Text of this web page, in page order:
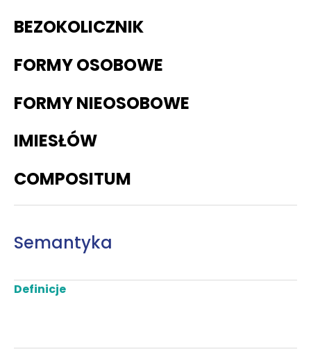
BEZOKOLICZNIK
FORMY OSOBOWE
FORMY NIEOSOBOWE
IMIESŁÓW
COMPOSITUM
Semantyka
Definicje